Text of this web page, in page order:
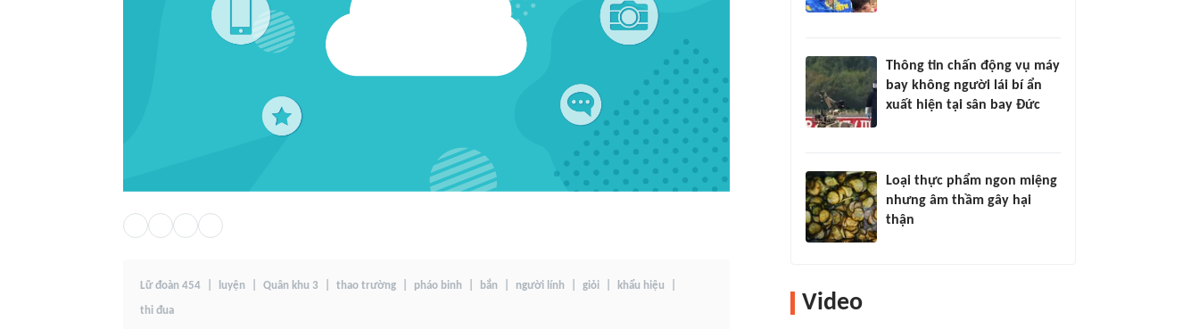
Lữ đoàn 454 luyện Quân khu 3 thao trường pháo binh bắn người lính giỏi khẩu hiệu
thi đua
Thông tin chấn động vụ máy
bay không người lái bí ẩn
xuất hiện tại sân bay Đức
Loại thực phẩm ngon miệng
nhưng âm thầm gây hại
thận
Video